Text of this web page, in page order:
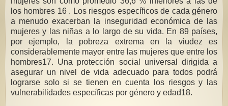
los hombres 16 . Los riesgos específicos de cada género
a menudo exacerban la inseguridad económica de las
mujeres y las niñas a lo largo de su vida. En 89 países,
por ejemplo, la pobreza extrema en la viudez es
considerablemente mayor entre las mujeres que entre los
hombres17. Una protección social universal dirigida a
asegurar un nivel de vida adecuado para todos podrá
lograrse solo si se tienen en cuenta los riesgos y las
vulnerabilidades específicas por género y edad18.